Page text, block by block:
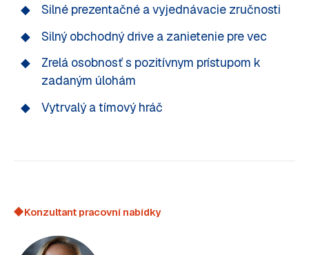
Silné prezentačné a vyjednávacie zručnosti
Silný obchodný drive a zanietenie pre vec
Zrelá osobnosť s pozitívnym prístupom k
zadaným úlohám
Vytrvalý a tímový hráč
Konzultant pracovní nabídky